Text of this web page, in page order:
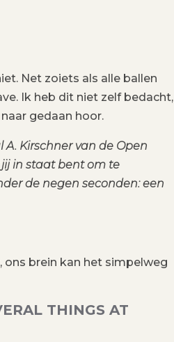
Net zoiets als alle ballen
Ik heb dit niet zelf bedacht,
gedaan hoor.
Kirschner van de Open
jij in staat bent om te
de negen seconden: een
ons brein kan het simpelweg
THINGS AT